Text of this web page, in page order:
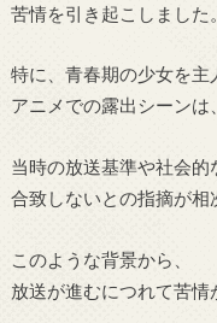
苦情を引き起こしました。
特に、青春期の少女を主
アニメでの露出シーンは、
当時の放送基準や社会的
合致しないとの指摘が相
このような背景から、
放送が進むにつれて苦情